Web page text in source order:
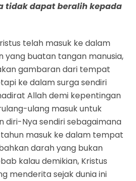
tidak dapat beralih kepada
telah masuk ke dalam
yang buatan tangan manusia,
gambaran dari tempat
ke dalam surga sendiri
Allah demi kepentingan
ulang masuk untuk
diri-Nya sendiri sebagaimana
masuk ke dalam tempat
darah yang bukan
kalau demikian, Kristus
menderita sejak dunia ini